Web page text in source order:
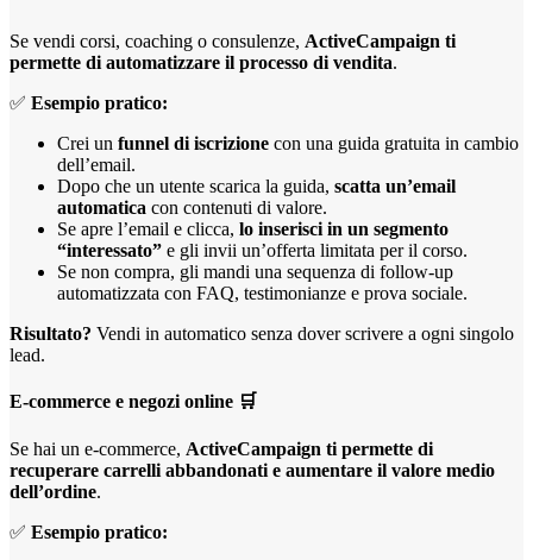
Se vendi corsi, coaching o consulenze, ActiveCampaign ti
permette di automatizzare il processo di vendita.
✅ Esempio pratico:
Crei un funnel di iscrizione con una guida gratuita in cambio
dell’email.
Dopo che un utente scarica la guida, scatta un’email
automatica con contenuti di valore.
Se apre l’email e clicca, lo inserisci in un segmento
“interessato” e gli invii un’offerta limitata per il corso.
Se non compra, gli mandi una sequenza di follow-up
automatizzata con FAQ, testimonianze e prova sociale.
Risultato? Vendi in automatico senza dover scrivere a ogni singolo
lead.
E-commerce e negozi online 🛒
Se hai un e-commerce, ActiveCampaign ti permette di
recuperare carrelli abbandonati e aumentare il valore medio
dell’ordine.
✅ Esempio pratico: